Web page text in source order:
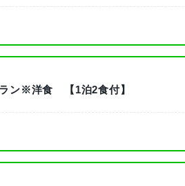
ン※洋食 【1泊2食付】